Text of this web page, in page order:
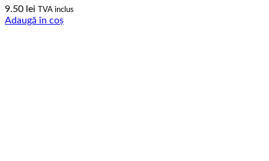
9.50 lei TVA inclus
Adaugă în coș